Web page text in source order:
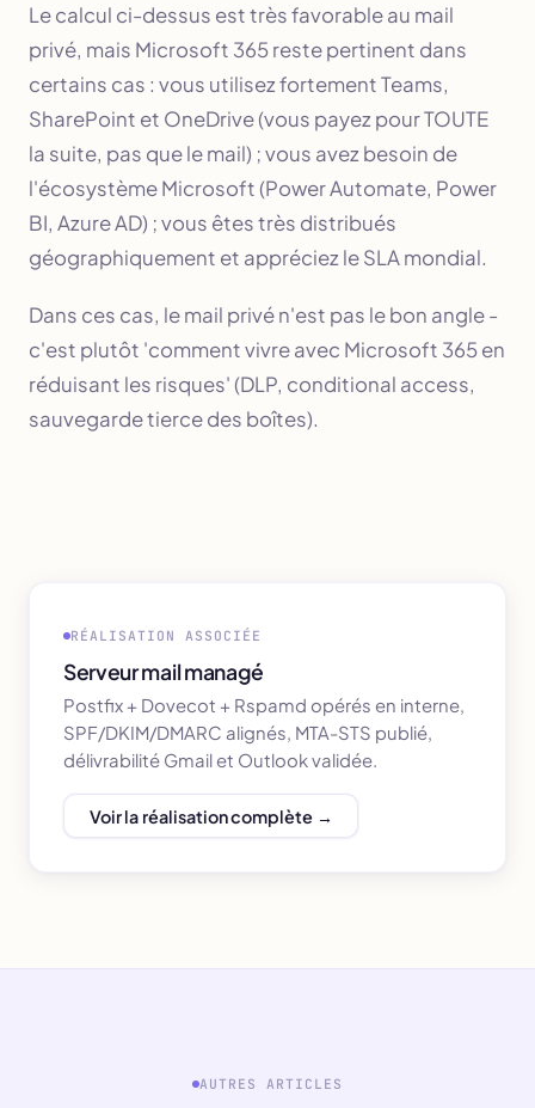
Le calcul ci-dessus est très favorable au mail
privé, mais Microsoft 365 reste pertinent dans
certains cas : vous utilisez fortement Teams,
SharePoint et OneDrive (vous payez pour TOUTE
la suite, pas que le mail) ; vous avez besoin de
l'écosystème Microsoft (Power Automate, Power
BI, Azure AD) ; vous êtes très distribués
géographiquement et appréciez le SLA mondial.
Dans ces cas, le mail privé n'est pas le bon angle -
c'est plutôt 'comment vivre avec Microsoft 365 en
réduisant les risques' (DLP, conditional access,
sauvegarde tierce des boîtes).
RÉALISATION ASSOCIÉE
Serveur mail managé
Postfix + Dovecot + Rspamd opérés en interne,
SPF/DKIM/DMARC alignés, MTA-STS publié,
délivrabilité Gmail et Outlook validée.
Voir la réalisation complète →
AUTRES ARTICLES